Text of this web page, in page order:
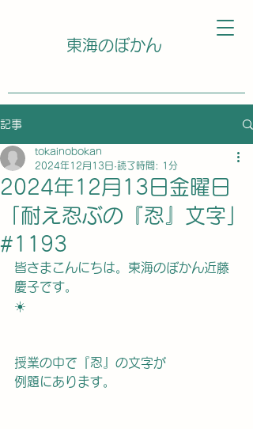
東海のぼかん
記事
2024年12月13日金曜日
「耐え忍ぶの『忍』文字」
#1193
tokainobokan
2024年12月13日 読了時間: 1分
皆さまこんにちは。東海のぼかん近藤
慶子です。
☀️
授業の中で『忍』の文字が
例題にあります。